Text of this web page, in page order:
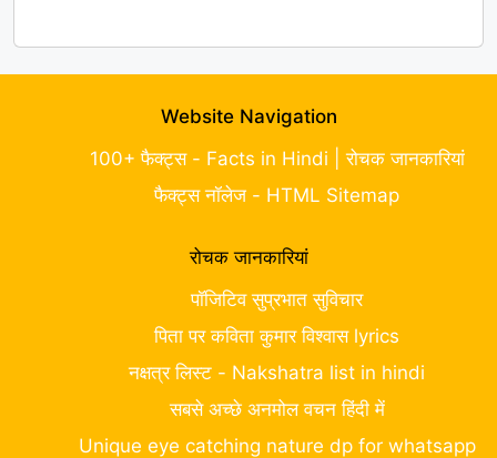
Website Navigation
100+ फैक्ट्स - Facts in Hindi | रोचक जानकारियां
फैक्ट्स नॉलेज - HTML Sitemap
रोचक जानकारियां
पॉजिटिव सुप्रभात सुविचार
पिता पर कविता कुमार विश्वास lyrics
नक्षत्र लिस्ट - Nakshatra list in hindi
सबसे अच्छे अनमोल वचन हिंदी में
Unique eye catching nature dp for whatsapp